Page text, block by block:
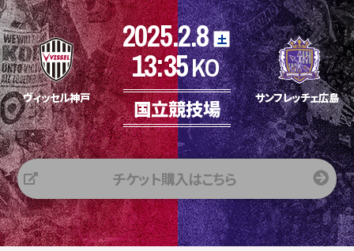
2025.2.8 土
13:35KO
国立競技場
ヴィッセル神戸 サンフレッチェ広島
チケット購入はこちら